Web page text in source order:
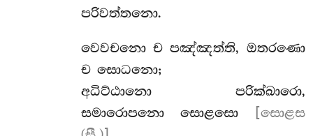
පරිවත්තනො.
වෙවචනො ච පඤ්ඤත්ති, ඔතරණො
ච සොධනො;
අධිට්ඨානො පරික්ඛාරො,
සමාරොපනො සොළසො
[සොළස